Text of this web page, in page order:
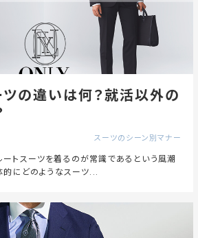
ツの違いは何？就活以外の
スーツのシーン別マナー
ートスーツを着るのが常識であるという風潮
的にどのようなスーツ...